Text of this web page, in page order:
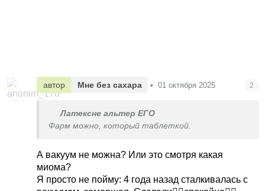
автор Мне без сахара • 01 октября 2025 2
Латексне альтер ЕГО
Фарм можно, который таблеткой.
А вакуум не можна? Или это смотря какая
миома?
Я просто не пойму: 4 года назад сталкивалась с